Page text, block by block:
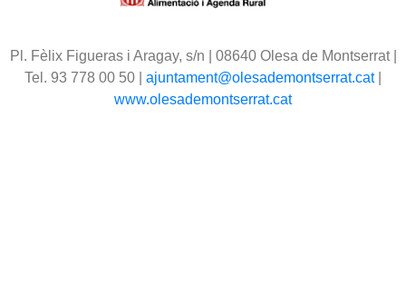
Pl. Fèlix Figueras i Aragay, s/n | 08640 Olesa de Montserrat |
Tel. 93 778 00 50 | ajuntament@olesademontserrat.cat|
www.olesademontserrat.cat